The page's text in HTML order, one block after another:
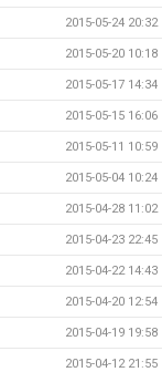
2015-05-24 20:32
2015-05-20 10:18
2015-05-17 14:34
2015-05-15 16:06
2015-05-11 10:59
2015-05-04 10:24
2015-04-28 11:02
2015-04-23 22:45
2015-04-22 14:43
2015-04-20 12:54
2015-04-19 19:58
2015-04-12 21:55